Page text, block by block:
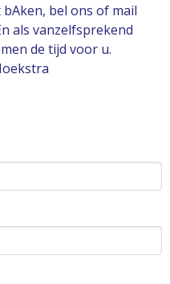
bel ons of mail
als vanzelfsprekend
de tijd voor u.